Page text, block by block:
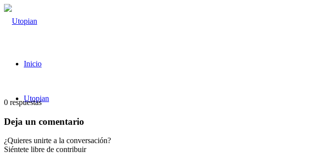
Inicio
Utopian
0 respuestas
Deja un comentario
¿Quieres unirte a la conversación?
Siéntete libre de contribuir